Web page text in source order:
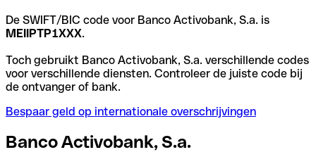
De SWIFT/BIC code voor Banco Activobank, S.a. is
MEIIPTP1XXX.
Toch gebruikt Banco Activobank, S.a. verschillende codes
voor verschillende diensten. Controleer de juiste code bij
de ontvanger of bank.
Bespaar geld op internationale overschrijvingen
Banco Activobank, S.a.